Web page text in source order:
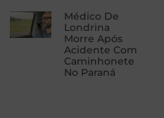
Médico De
Londrina
Morre Após
Acidente Com
Caminhonete
No Paraná